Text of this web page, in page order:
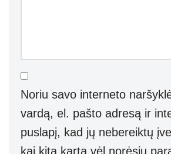
Noriu savo interneto
vardą, el. pašto adresą ir
puslapį, kad jų nebereiktų
kai kitą kartą vėl norėsiu